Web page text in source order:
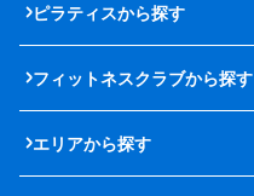
ピラティスから探す
フィットネスクラブから探す
エリアから探す